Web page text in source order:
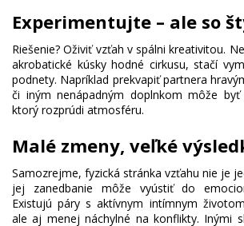
Experimentujte – ale so
Riešenie? Oživiť vzťah v spálni kreativitou.
akrobatické kúsky hodné cirkusu, stačí
podnety. Napríklad prekvapiť partnera
či iným nenápadným doplnkom môže
ktorý rozprúdi atmosféru.
Malé zmeny, veľké
Samozrejme, fyzická stránka vzťahu nie je
jej zanedbanie môže vyústiť do
Existujú páry s aktívnym intímnym
ale aj menej náchylné na konflikty. Inými